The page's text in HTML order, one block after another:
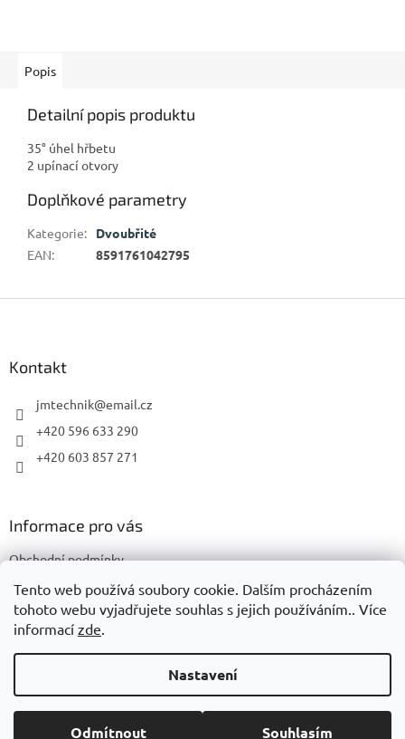
Tento web používá soubory cookie. Dalším procházením
tohoto webu vyjadřujete souhlas s jejich používáním.. Více
informací zde.
Nastavení
Odmítnout Souhlasím
Popis
Detailní popis produktu
35° úhel hřbetu
2 upínací otvory
Doplňkové parametry
Kategorie:
Dvoubřité
EAN: 8591761042795
Kontakt
jmtechnik@email.cz
+420 596 633 290
+420 603 857 271
Informace pro vás
Obchodní podmínky
Podmínky ochrany osobních údajů
Copyright 2026JMTechnik. Všechna práva vyhrazena.Upravit